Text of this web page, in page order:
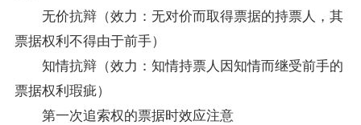
无价抗辩（效力：无对价而取得票据的持票人，其
票据权利不得由于前手）
知情抗辩（效力：知情持票人因知情而继受前手的
票据权利瑕疵）
第一次追索权的票据时效应注意